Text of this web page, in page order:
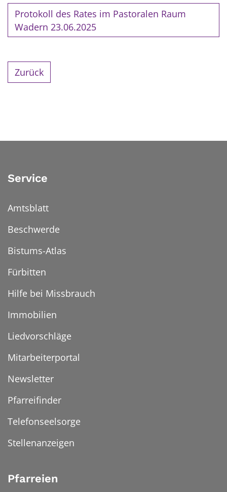
Protokoll des Rates im Pastoralen Raum
Wadern 23.06.2025
Zurück
Service
Amtsblatt
Beschwerde
Bistums-Atlas
Fürbitten
Hilfe bei Missbrauch
Immobilien
Liedvorschläge
Mitarbeiterportal
Newsletter
Pfarreifinder
Telefonseelsorge
Stellenanzeigen
Pfarreien